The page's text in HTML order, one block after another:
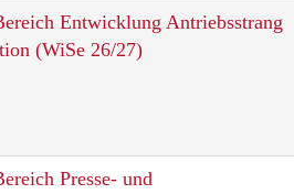
Entwicklung Antriebsstrang
(WiSe 26/27)
Presse- und